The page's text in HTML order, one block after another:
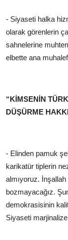
- Siyaseti halka
olarak görenlerin
sahnelerine
elbette ana
“KİMSENİN
DÜŞÜRME
- Elinden pamuk
karikatür tiplerin
almıyoruz.
bozmayacağız.
demokrasisinin
Siyaseti